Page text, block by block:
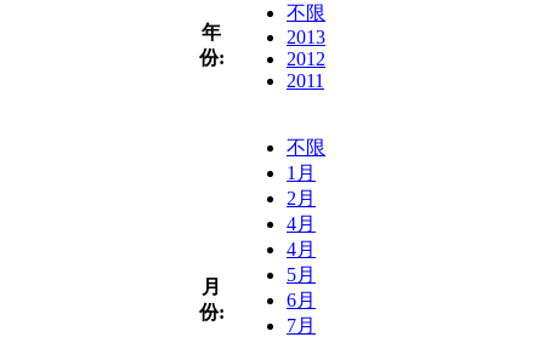
年
份:
不限
2013
2012
2011
月
份:
不限
1月
2月
4月
4月
5月
6月
7月